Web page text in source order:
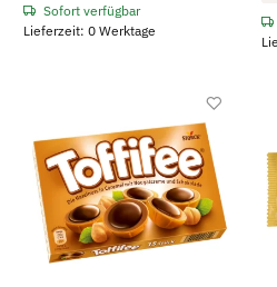
Sofort verfügbar
Lieferzeit: 0 Werktage